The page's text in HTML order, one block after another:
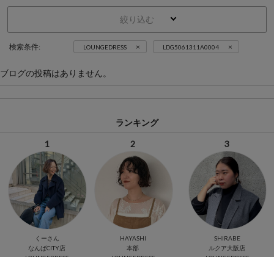
絞り込む
検索条件: LOUNGEDRESS × LDG5061311A0004 ×
ブログの投稿はありません。
ランキング
1
くーさん
なんばCITY店
2
HAYASHI
本部
3
SHIRABE
ルクア大阪店